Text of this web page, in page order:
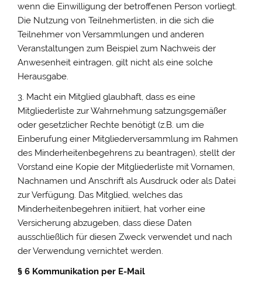
wenn die Einwilligung der betroffenen Person vorliegt.
Die Nutzung von Teilnehmerlisten, in die sich die
Teilnehmer von Versammlungen und anderen
Veranstaltungen zum Beispiel zum Nachweis der
Anwesenheit eintragen, gilt nicht als eine solche
Herausgabe.
3. Macht ein Mitglied glaubhaft, dass es eine
Mitgliederliste zur Wahrnehmung satzungsgemäßer
oder gesetzlicher Rechte benötigt (z.B. um die
Einberufung einer Mitgliederversammlung im Rahmen
des Minderheitenbegehrens zu beantragen), stellt der
Vorstand eine Kopie der Mitgliederliste mit Vornamen,
Nachnamen und Anschrift als Ausdruck oder als Datei
zur Verfügung. Das Mitglied, welches das
Minderheitenbegehren initiiert, hat vorher eine
Versicherung abzugeben, dass diese Daten
ausschließlich für diesen Zweck verwendet und nach
der Verwendung vernichtet werden.
§ 6 Kommunikation per E-Mail